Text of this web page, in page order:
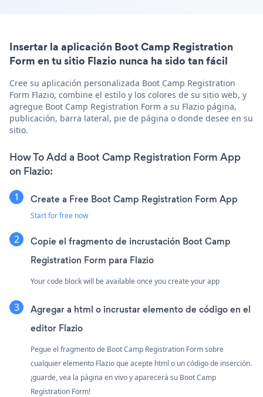
Insertar la aplicación Boot Camp Registration
Form en tu sitio Flazio nunca ha sido tan fácil
Cree su aplicación personalizada Boot Camp Registration
Form Flazio, combine el estilo y los colores de su sitio web, y
agregue Boot Camp Registration Form a su Flazio página,
publicación, barra lateral, pie de página o donde desee en su
sitio.
How To Add a Boot Camp Registration Form App
on Flazio:
Create a Free Boot Camp Registration Form App
Start for free now
Copie el fragmento de incrustación Boot Camp
Registration Form para Flazio
Your code block will be available once you create your app
Agregar a html o incrustar elemento de código en el
editor Flazio
Pegue el fragmento de Boot Camp Registration Form sobre
cualquier elemento Flazio que acepte html o un código de inserción.
¡guarde, vea la página en vivo y aparecerá su Boot Camp
Registration Form!